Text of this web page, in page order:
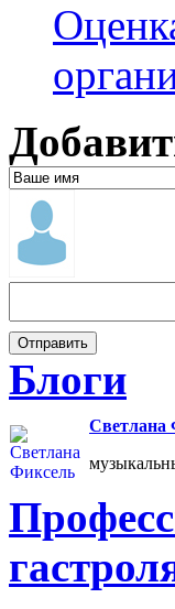
Блоги
Светлана